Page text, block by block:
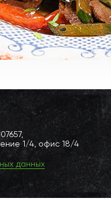
1/4, офис 18/4
данных